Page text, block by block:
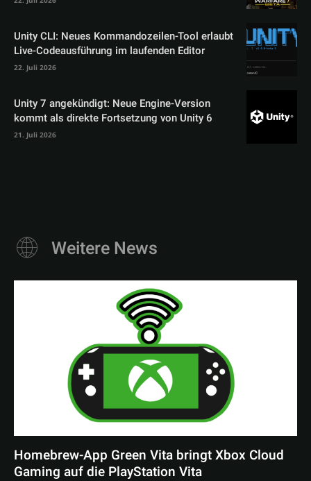
Unity CLI: Neues Kommandozeilen-Tool erlaubt
Live-Codeausführung im laufenden Editor
22. Juli 2026
Unity 7 angekündigt: Neue Engine-Version
kommt als direkte Fortsetzung von Unity 6
21. Juli 2026
Weitere News
Homebrew-App Green Vita bringt Xbox Cloud
Gaming auf die PlayStation Vita